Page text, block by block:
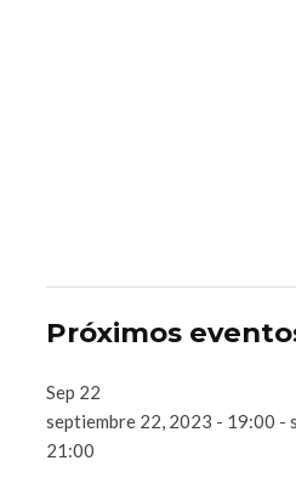
Próximos
Sep 22
septiembre 22, 2023 - 19:00 -
21:00